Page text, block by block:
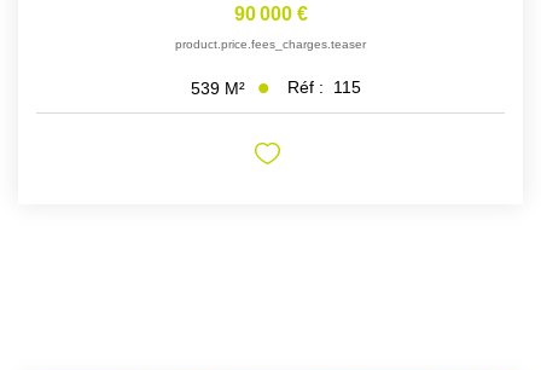
90 000 €
product.price.fees_charges.teaser
539 M² Réf : 115